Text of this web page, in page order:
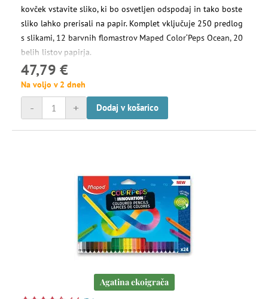
kovček vstavite sliko, ki bo osvetljen odspodaj in tako boste
sliko lahko prerisali na papir. Komplet vključuje 250 predlog
s slikami, 12 barvnih flomastrov Maped Color‘Peps Ocean, 20
belih listov papirja.
47,79 €
Na voljo v 2 dneh
+
- Dodaj v košarico
Agatina ekoigrača